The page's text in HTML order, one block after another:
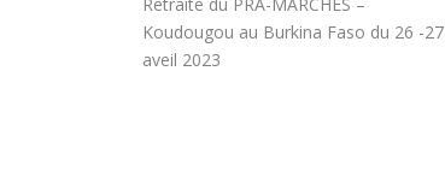
Koudougou au Burkina Faso du 26 -27
aveil 2023